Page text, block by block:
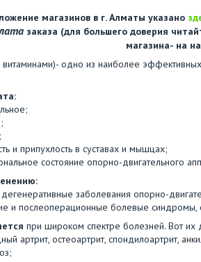
магазинов в г. Алматы указано
заказа (для большего доверия
магазина- на
одно из наиболее
и припухлость в суставах и мышцах;
состояние опорно-двигательного
заболевания опорно-
и послеоперационные болевые
при широком спектре болезней. Вот их
артрит, остеоартрит, спондилоартрит,